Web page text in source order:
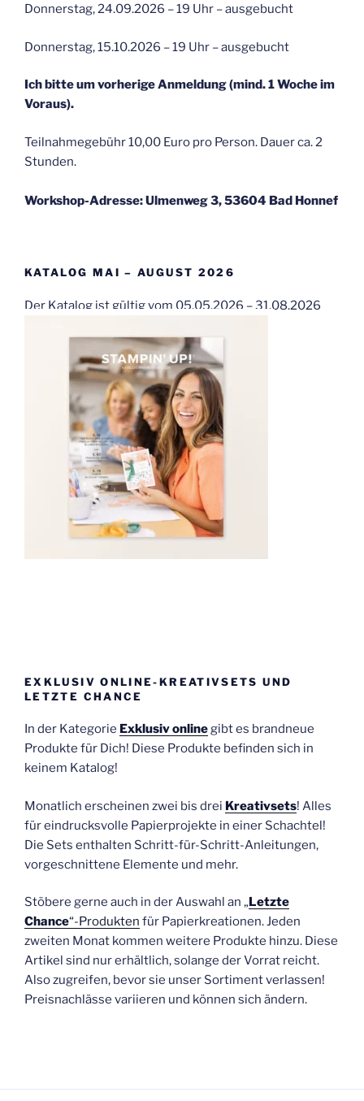
Donnerstag, 24.09.2026 – 19 Uhr – ausgebucht
Donnerstag, 15.10.2026 – 19 Uhr – ausgebucht
Ich bitte um vorherige Anmeldung (mind. 1 Woche im
Voraus).
Teilnahmegebühr 10,00 Euro pro Person. Dauer ca. 2
Stunden.
Workshop-Adresse: Ulmenweg 3, 53604 Bad Honnef
KATALOG MAI – AUGUST 2026
Der Katalog ist gültig vom 05.05.2026 – 31.08.2026
EXKLUSIV ONLINE-KREATIVSETS UND
LETZTE CHANCE
In der Kategorie Exklusiv onlinegibt es brandneue
Produkte für Dich! Diese Produkte befinden sich in
keinem Katalog!
Monatlich erscheinen zwei bis drei Kreativsets! Alles
für eindrucksvolle Papierprojekte in einer Schachtel!
Die Sets enthalten Schritt-für-Schritt-Anleitungen,
vorgeschnittene Elemente und mehr.
Stöbere gerne auch in der Auswahl an „Letzte
Chance“-Produkten für Papierkreationen. Jeden
zweiten Monat kommen weitere Produkte hinzu. Diese
Artikel sind nur erhältlich, solange der Vorrat reicht.
Also zugreifen, bevor sie unser Sortiment verlassen!
Preisnachlässe variieren und können sich ändern.